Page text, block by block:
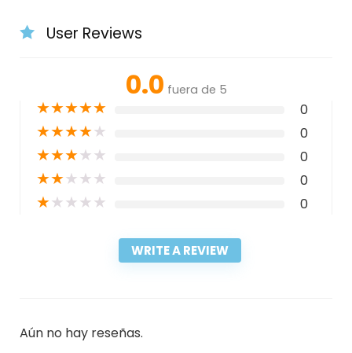
User Reviews
0.0 fuera de 5
★★★★★ 0
★★★★★ 0
★★★★★ 0
★★★★★ 0
★★★★★ 0
WRITE A REVIEW
Aún no hay reseñas.